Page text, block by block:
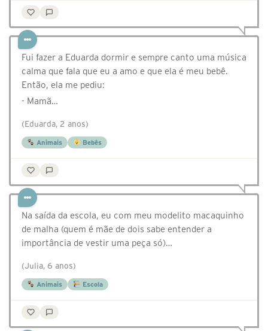
Fui fazer a Eduarda dormir e sempre canto uma música
calma que fala que eu a amo e que ela é meu bebê.
Então, ela me pediu:
- Mamã…
(Eduarda, 2 anos)
Animais Bebês
Na saída da escola, eu com meu modelito macaquinho
de malha (quem é mãe de dois sabe entender a
importância de vestir uma peça só)…
(Julia, 6 anos)
Animais Escola